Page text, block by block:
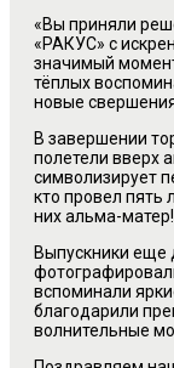
«Вы приняли
«РАКУС» с
значимый
тёплых
новые
В завершении
полетели вверх
символизирует
кто провел пять
них альма-матер!
Выпускники еще
вспоминали
благодарили
волнительные